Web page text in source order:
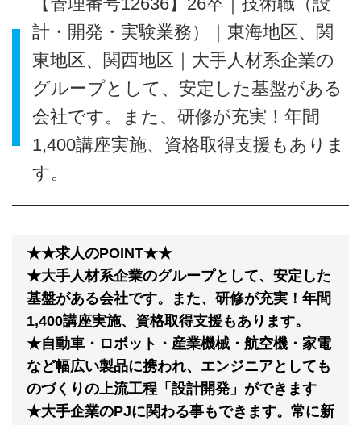
計・開発・実験業務）｜東海地区、関
東地区、関西地区｜大手人材系企業の
グループとして、安定した基盤がある
会社です。また、研修が充実！年間
1,400講座実施、資格取得支援もありま
す。
★★求人のPOINT★★
★大手人材系企業のグループとして、安定した
基盤がある会社です。また、研修が充実！年間
1,400講座実施、資格取得支援もあります。
★自動車・ロボット・産業機械・航空機・家電
など幅広い製品に携われ、エンジニアとしても
のづくりの上流工程「設計開発」ができます
★大手企業のPJに関わる事もできます。常に新